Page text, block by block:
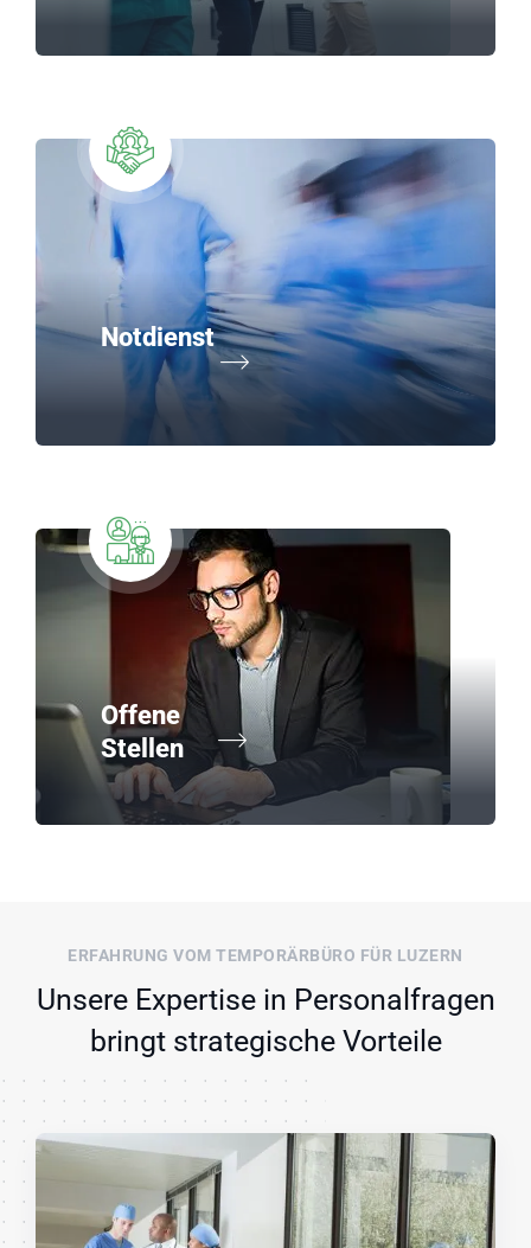
Notdienst
Offene
Stellen
ERFAHRUNG VOM TEMPORÄRBÜRO FÜR LUZERN
Unsere Expertise in Personalfragen
bringt strategische Vorteile